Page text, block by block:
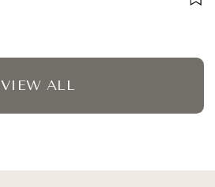
VIEW ALL